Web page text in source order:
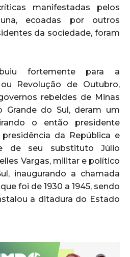
manifestadas pelos
ecoadas por outros
da sociedade, foram
fortemente para a
Revolução de Outubro,
rebeldes de Minas
Grande do Sul, deram um
o então presidente
da República e
de seu substituto Júlio
Vargas, militar e político
inaugurando a chamada
foi de 1930 a 1945, sendo
a ditadura do Estado